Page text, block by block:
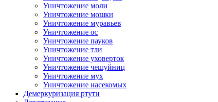
Уничтожение моли
Уничтожение мошки
Уничтожение муравьев
Уничтожение ос
Уничтожение пауков
Уничтожение тли
Уничтожение уховерток
Уничтожение чешуйниц
Уничтожение мух
Уничтожение насекомых
Демеркуризация ртути